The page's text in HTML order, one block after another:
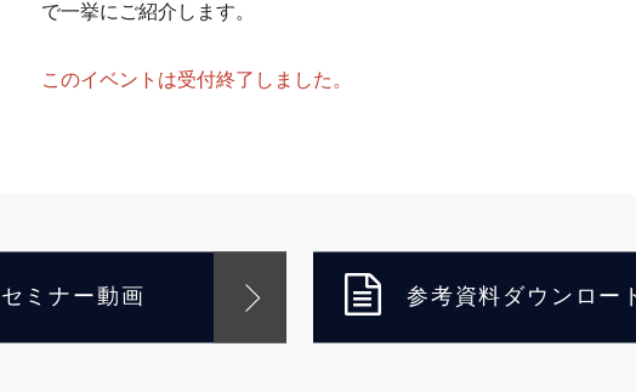
で一挙にご紹介します。
このイベントは受付終了しました。
セミナー動画 参考資料ダウンロー